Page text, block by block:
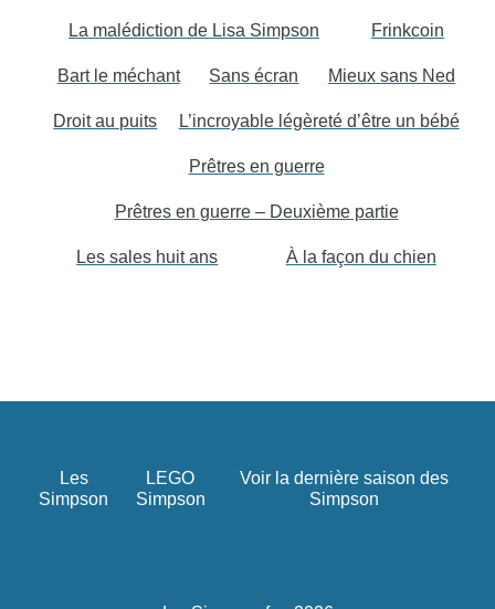
La malédiction de Lisa Simpson Frinkcoin
Bart le méchant Sans écran Mieux sans Ned
Droit au puits L’incroyable légèreté d’être un bébé
Prêtres en guerre
Prêtres en guerre – Deuxième partie
Les sales huit ans À la façon du chien
Les
Simpson
LEGO
Simpson
Voir la dernière saison des
Simpson